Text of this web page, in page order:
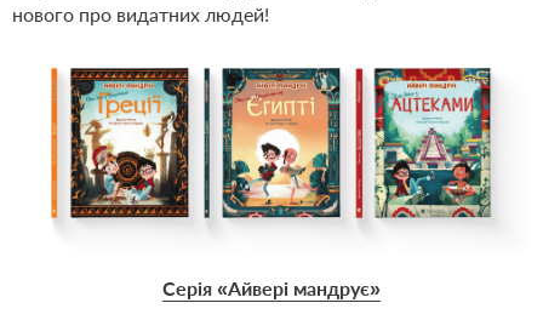
нового про видатних людей!
Серія «Айвері мандрує»